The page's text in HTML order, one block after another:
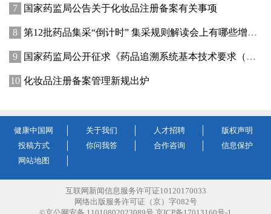
国家药监局公告关于化妆品注册备案有关事项
第12批药品集采“倒计时” 集采规则解读会上有哪些增量信息？
国家药监局公开征求《药品追溯系统基本技术要求（修订征求意见稿）》意见
化妆品注册备案管理新规出炉
健康中国网 关于我们 人才招聘
版权声明
投稿方式
你问我答 合作咨询
信息保护
网站地图
互联网新闻信息服务许可证10120170033
网络出版服务许可证（京）字082号